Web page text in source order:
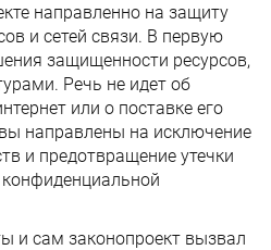
направленно на защиту
и сетей связи. В первую
защищенности ресурсов,
Речь не идет об
или о поставке его
направлены на исключение
и предотвращение утечки
и сам законопроект вызвал